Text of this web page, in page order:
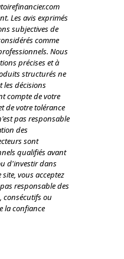
Les avis exprimés
subjectives de
comme
Nous
précises et à
structurés ne
les décisions
compte de votre
de votre tolérance
pas responsable
des
sont
qualifiés avant
d'investir dans
vous acceptez
responsable des
consécutifs ou
la confiance